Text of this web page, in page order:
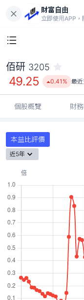
財富自由
立即使用APP，
佰研 3205
49.25 0.41% 最近
個股概覽 財
本益比評價
近5年